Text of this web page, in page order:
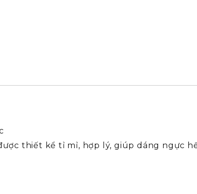
thiết kể tỉ mỉ, hợp lý, giúp dáng ngực